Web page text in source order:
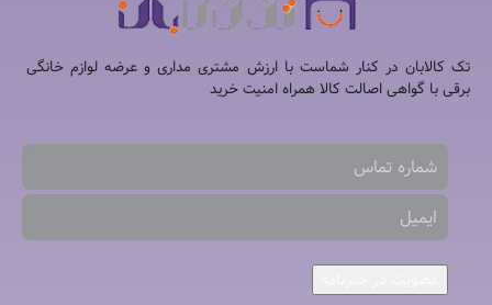
تک کالابان در کنار شماست با ارزش مشتری مداری و عرضه لوازم خانگی
برقی با گواهی اصالت کالا همراه امنیت خرید